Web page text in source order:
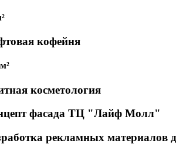
кофейня
косметология
фасада ТЦ "Лайф Молл"
рекламных